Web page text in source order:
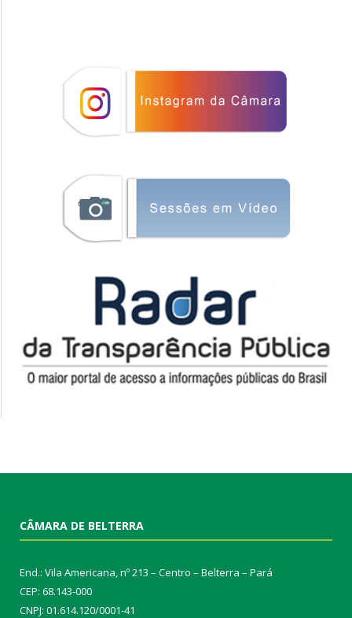
CÂMARA DE BELTERRA
End.: Vila Americana, nº 213 – Centro – Belterra – Pará
CEP: 68.143-000
CNPJ: 01.614.120/0001-41